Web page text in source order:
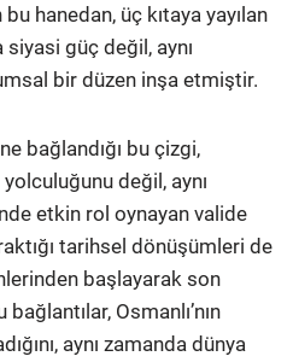
hanedan, üç kıtaya yayılan
siyasi güç değil, aynı
bir düzen inşa etmiştir.
bağlandığı bu çizgi,
değil, aynı
etkin rol oynayan valide
tarihsel dönüşümleri de
başlayarak son
Osmanlı’nın
aynı zamanda dünya